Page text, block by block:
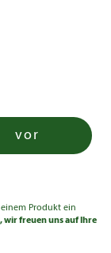
vor
Produkt ein
wir freuen uns auf Ihre